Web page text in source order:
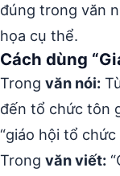
đúng trong văn
họa cụ thể.
Cách dùng
Trong văn nói:
đến tổ chức tôn
“giáo hội tổ chức
Trong văn viết: